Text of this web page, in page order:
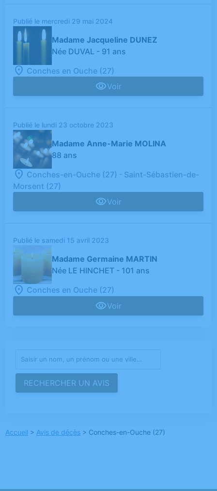
Publié le mercredi 29 mai 2024
Madame Jacqueline DUNEZ
Née DUVAL - 91 ans
Conches en Ouche (27)
Voir
Publié le lundi 23 octobre 2023
Madame Anne-Marie MOLINA
88 ans
Conches-en-Ouche (27) - Saint-Sébastien-de-
Morsent (27)
Voir
Publié le samedi 15 avril 2023
Madame Germaine MARTIN
Née LE HINCHET - 101 ans
Conches en Ouche (27)
Voir
Accueil > Avis de décès > Conches-en-Ouche (27)